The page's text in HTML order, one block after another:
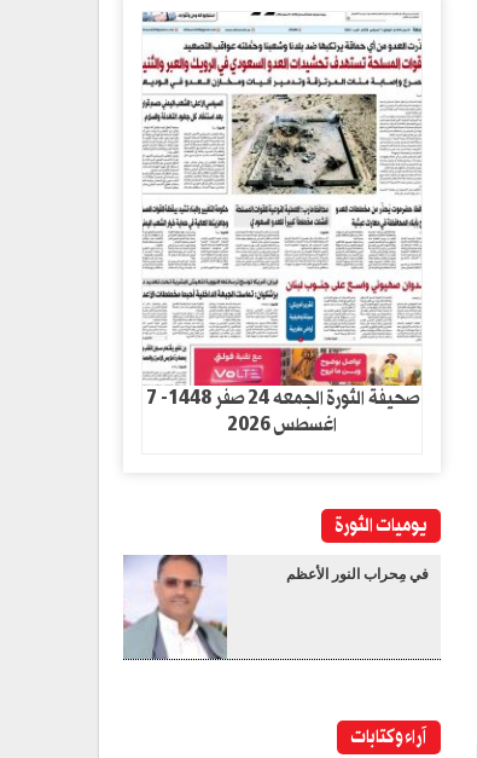
صحيفة الثورة الجمعه 24 صفر 1448- 7
اغسطس 2026
يوميات الثورة
في مِحراب النور الأعظم
آراء وكتابات